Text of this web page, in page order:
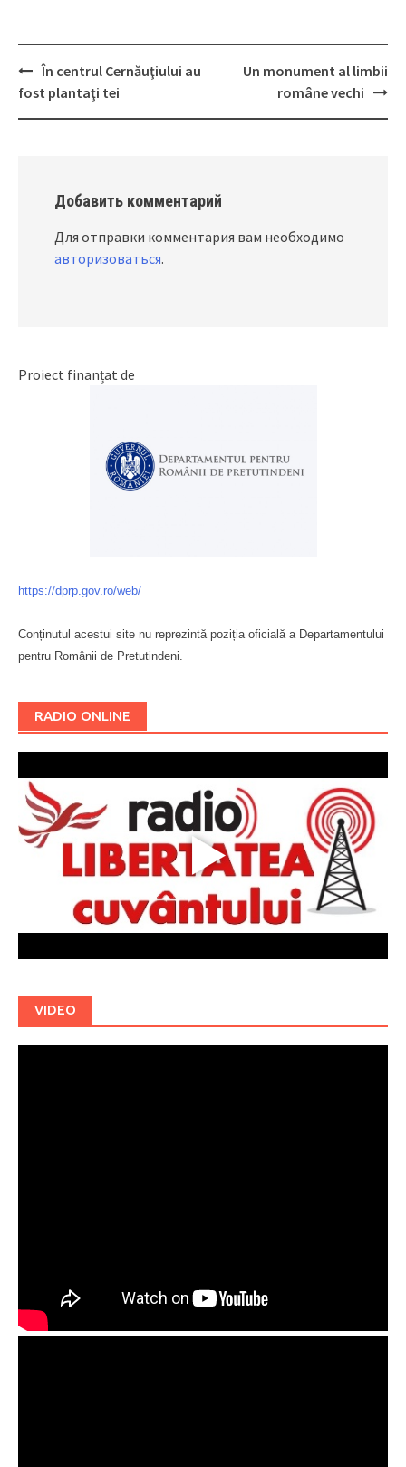
Post
navigation
În centrul Cernăuţiului au
fost plantaţi tei
Un monument al limbii
române vechi
Добавить комментарий
Для отправки комментария вам необходимо
авторизоваться.
Proiect finanțat de
https://dprp.gov.ro/web/
Conținutul acestui site nu reprezintă poziția oficială a Departamentului
pentru Românii de Pretutindeni.
RADIO ONLINE
VIDEO